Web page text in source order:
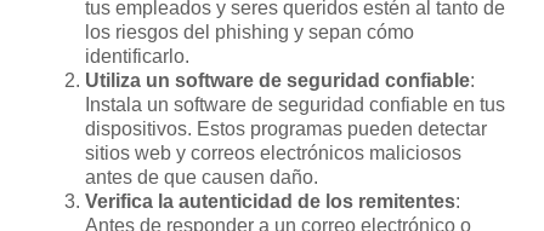
tus empleados y seres queridos estén al tanto de
los riesgos del phishing y sepan cómo
identificarlo.
Utiliza un software de seguridad confiable:
Instala un software de seguridad confiable en tus
dispositivos. Estos programas pueden detectar
sitios web y correos electrónicos maliciosos
antes de que causen daño.
Verifica la autenticidad de los remitentes:
Antes de responder a un correo electrónico o